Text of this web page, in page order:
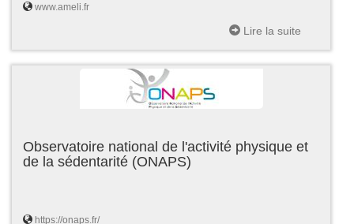
www.ameli.fr
Lire la suite
Observatoire national de l'activité physique et
de la sédentarité (ONAPS)
https://onaps.fr/